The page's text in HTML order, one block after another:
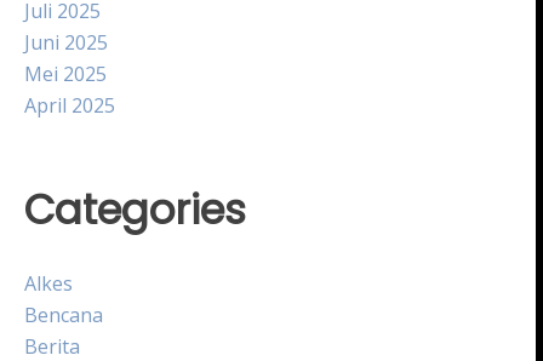
Juli 2025
Juni 2025
Mei 2025
April 2025
Categories
Alkes
Bencana
Berita